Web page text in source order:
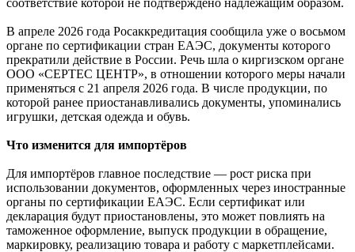
В апреле 2026 года Росаккредитация сообщила уже о восьмом
органе по сертификации стран ЕАЭС, документы которого
прекратили действие в России. Речь шла о киргизском органе
ООО «СЕРТЕС ЦЕНТР», в отношении которого меры начали
применяться с 21 апреля 2026 года. В числе продукции, по
которой ранее приостанавливались документы, упоминались
игрушки, детская одежда и обувь.
Что изменится для импортёров
Для импортёров главное последствие — рост риска при
использовании документов, оформленных через иностранные
органы по сертификации ЕАЭС. Если сертификат или
декларация будут приостановлены, это может повлиять на
таможенное оформление, выпуск продукции в обращение,
маркировку, реализацию товара и работу с маркетплейсами.